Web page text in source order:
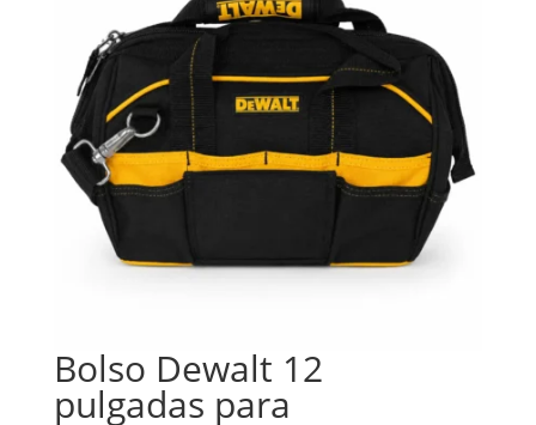
Bolso Dewalt 12
pulgadas para